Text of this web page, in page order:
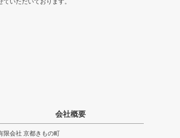
ていただいております。
会社概要
限会社 京都きもの町